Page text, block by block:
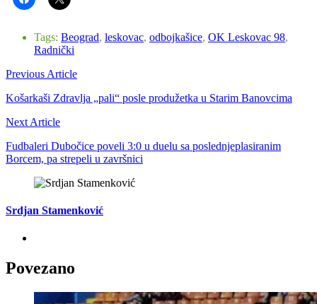
Tags: Beograd, leskovac, odbojkašice, OK Leskovac 98,
Radnički
Previous Article
Košarkaši Zdravlja „pali“ posle produžetka u Starim Banovcima
Next Article
Fudbaleri Dubočice poveli 3:0 u duelu sa poslednjeplasiranim
Borcem, pa strepeli u završnici
Srdjan Stamenković
Povezano